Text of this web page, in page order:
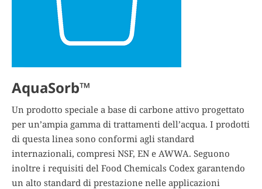
AquaSorb™
Un prodotto speciale a base di carbone attivo progettato
per un’ampia gamma di trattamenti dell’acqua. I prodotti
di questa linea sono conformi agli standard
internazionali, compresi NSF, EN e AWWA. Seguono
inoltre i requisiti del Food Chemicals Codex garantendo
un alto standard di prestazione nelle applicazioni